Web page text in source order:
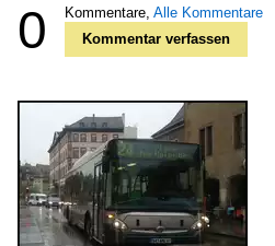
0 Kommentare, Alle Kommentare
Kommentar verfassen